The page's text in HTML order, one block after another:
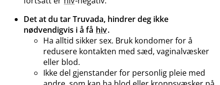
Det at du tar Truvada, hindrer deg ikke
nødvendigvis i å få hiv.
Ha alltid sikker sex. Bruk kondomer for å
redusere kontakten med sæd, vaginalvæsker
eller blod.
Ikke del gjenstander for personlig pleie med